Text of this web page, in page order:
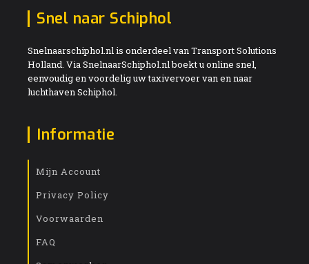
Snel naar Schiphol
Snelnaarschiphol.nl is onderdeel van Transport Solutions
Holland. Via SnelnaarSchiphol.nl boekt u online snel,
eenvoudig en voordelig uw taxivervoer van en naar
luchthaven Schiphol.
Informatie
Mijn Account
Privacy Policy
Voorwaarden
FAQ